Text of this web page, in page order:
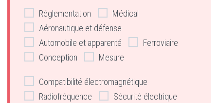
Réglementation
Médical
Aéronautique et défense
Automobile et apparenté
Ferroviaire
Conception
Mesure
Compatibilité électromagnétique
Radiofréquence
Sécurité électrique